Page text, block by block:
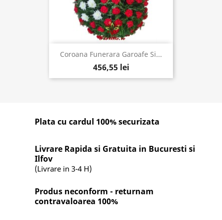
Coroana Funerara Garoafe Si...
456,55 lei
Plata cu cardul 100% securizata
Livrare Rapida si Gratuita in Bucuresti si
Ilfov
(Livrare in 3-4 H)
Produs neconform - returnam
contravaloarea 100%